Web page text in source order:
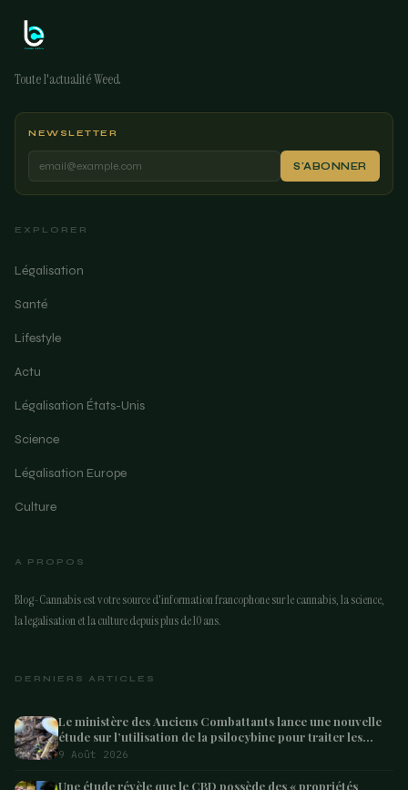
Toute l'actualité Weed
NEWSLETTER
S'ABONNER
EXPLORER
Légalisation
Santé
Lifestyle
Actu
Légalisation États-Unis
Science
Légalisation Europe
Culture
A PROPOS
Blog-Cannabis est votre source d'information francophone sur le cannabis, la science,
la legalisation et la culture depuis plus de 10 ans.
DERNIERS ARTICLES
Le ministère des Anciens Combattants lance une nouvelle
étude sur l’utilisation de la psilocybine pour traiter les
anciens combattants souffrant de dépression et de
9 Août 2026
Une étude révèle que le CBD possède des « propriétés